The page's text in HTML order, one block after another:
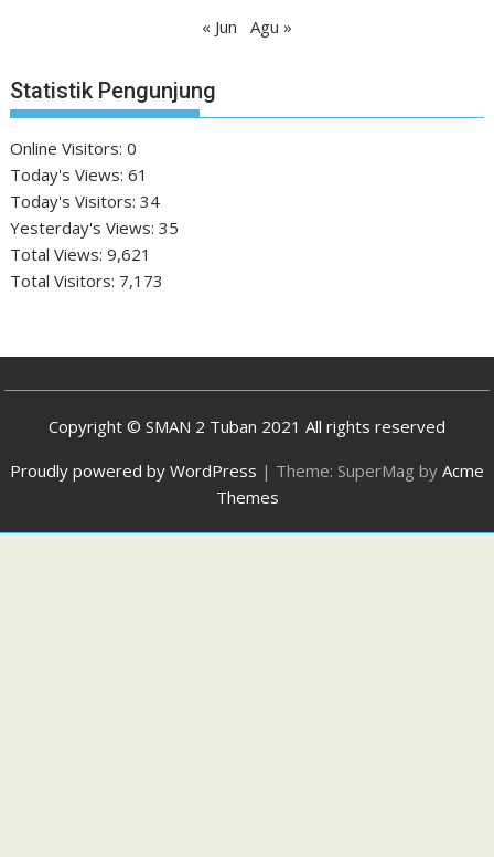
« Jun Agu »
Statistik Pengunjung
Online Visitors:0
Today's Views:61
Today's Visitors:34
Yesterday's Views:35
Total Views:9,621
Total Visitors: 7,173
Copyright © SMAN 2 Tuban 2021 All rights reserved
Proudly powered by WordPress | Theme: SuperMag by Acme
Themes